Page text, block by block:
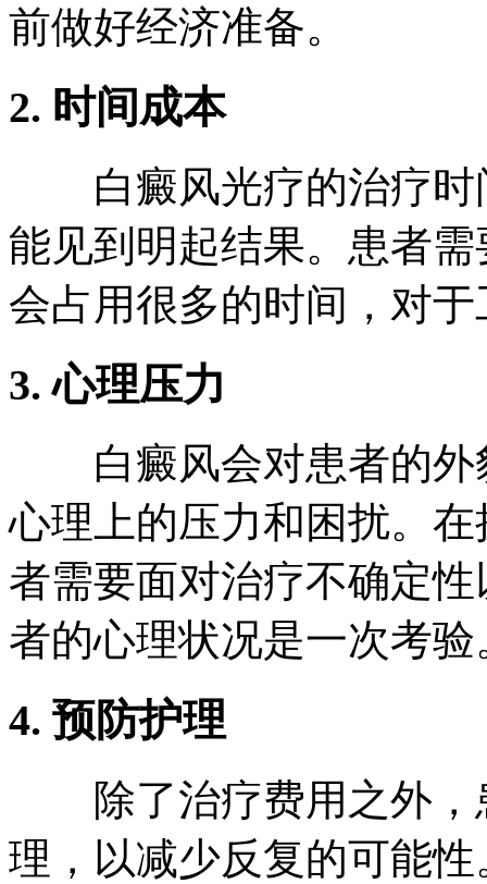
前做好经济准备。
2. 时间成本
白癜风光疗的治疗时
能见到明起结果。患者
会占用很多的时间，对
3. 心理压力
白癜风会对患者的外
心理上的压力和困扰。
者需要面对治疗不确定
者的心理状况是一次考验
4. 预防护理
除了治疗费用之外，
理，以减少反复的可能